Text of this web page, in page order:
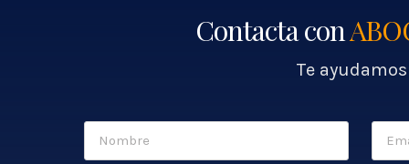
Contacta con
Te